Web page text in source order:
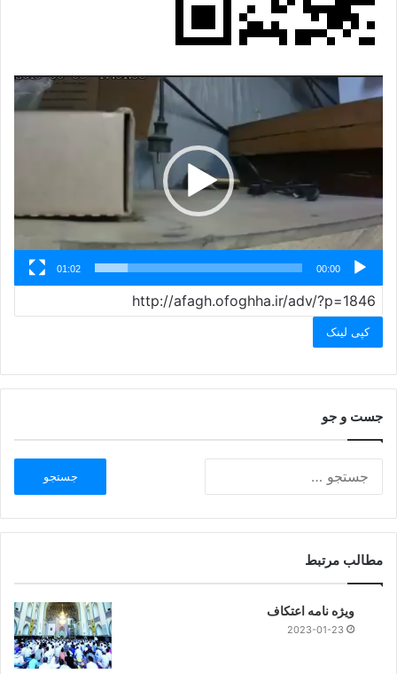
نمایشگر
00:00
01:02
کپی لینک
جست و جو
مطالب مرتبط
ویژه نامه اعتکاف
2023-01-23